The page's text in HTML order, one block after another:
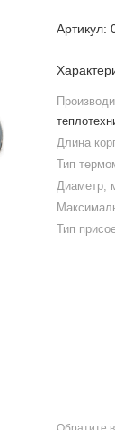
Артикул:
Длина
Тип
Диаметр,
Тип